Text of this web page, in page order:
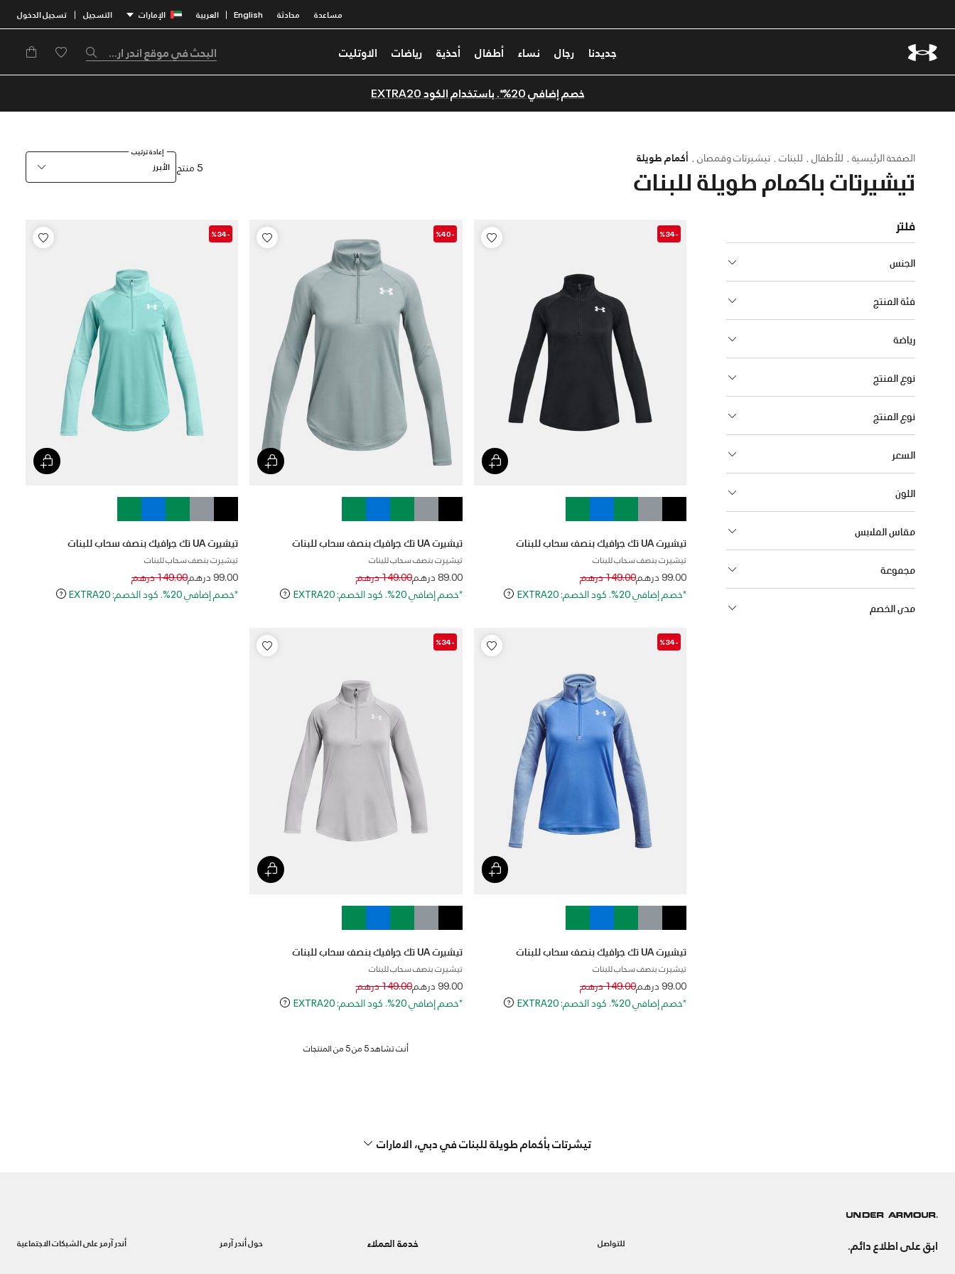
مساعدة محادثة English
| العربية الإمارات التسجيل | تسجيل الدخول
جديدنا رجال نساء أطفال أحذية رياضات الاوتليت
خصم إضافي 20%*. باستخدام الكود EXTRA20
الصفحة الرئيسية للأطفال للبنات تيشيرتات وقمصان أكمام طويلة
تيشيرتات باكمام طويلة للبنات 5 منتج
إعادة ترتيب
الأبرز
فلتر
الجنس
فئة المنتج
رياضة
نوع المنتج
نوع المنتج
السعر
اللون
مقاس الملابس
مجموعة
مدى الخصم
-%34
تيشيرت UA تك جرافيك بنصف سحاب للبنات
تيشيرت بنصف سحاب للبنات
99.00 درهم Price reduced from
149.00 درهمto
*خصم إضافي 20%. كود الخصم: EXTRA20
-%40
تيشيرت UA تك جرافيك بنصف سحاب للبنات
تيشيرت بنصف سحاب للبنات
89.00 درهم Price reduced from
149.00 درهمto
*خصم إضافي 20%. كود الخصم: EXTRA20
-%34
تيشيرت UA تك جرافيك بنصف سحاب للبنات
تيشيرت بنصف سحاب للبنات
99.00 درهم Price reduced from
149.00 درهمto
*خصم إضافي 20%. كود الخصم: EXTRA20
-%34
تيشيرت UA تك جرافيك بنصف سحاب للبنات
تيشيرت بنصف سحاب للبنات
99.00 درهم Price reduced from
149.00 درهمto
*خصم إضافي 20%. كود الخصم: EXTRA20
-%34
تيشيرت UA تك جرافيك بنصف سحاب للبنات
تيشيرت بنصف سحاب للبنات
99.00 درهم Price reduced from
149.00 درهمto
*خصم إضافي 20%. كود الخصم: EXTRA20
تيشرتات بأكمام طويلة للبنات في دبي، الامارات
ابق على اطلاع دائم. للتواصل خدمة العملاء حول أندر آرمر أندر آرمر على الشبكات الاجتماعية